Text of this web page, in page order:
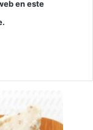
en este